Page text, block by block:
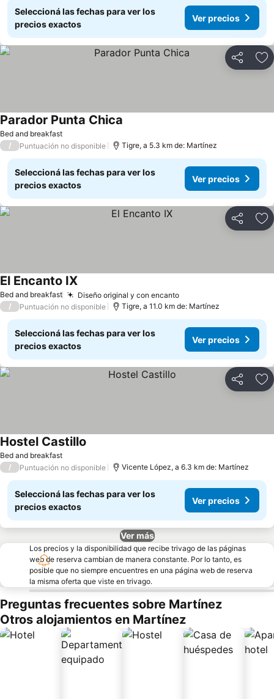
Seleccioná las fechas para ver los
precios exactos
Ver precios
Compartir
Bed and breakfast
Parador Punta Chica
/ Puntuación no disponible Tigre, a 5.3 km de: Martínez
Seleccioná las fechas para ver los
precios exactos
Ver precios
Compartir
Bed and breakfast Diseño original y con encanto
El Encanto IX
/ Puntuación no disponible Tigre, a 11.0 km de: Martínez
Seleccioná las fechas para ver los
precios exactos
Ver precios
Compartir
Bed and breakfast
Hostel Castillo
/ Puntuación no disponible Vicente López, a 6.3 km de: Martínez
Seleccioná las fechas para ver los
precios exactos
Ver precios
Ver más
Los precios y la disponibilidad que recibe trivago de las páginas
web de reserva cambian de manera constante. Por lo tanto, es
posible que no siempre encuentres en una página web de reserva
la misma oferta que viste en trivago.
Preguntas frecuentes sobre Martínez
Otros alojamientos en Martínez